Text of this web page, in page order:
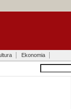
Ekonomia